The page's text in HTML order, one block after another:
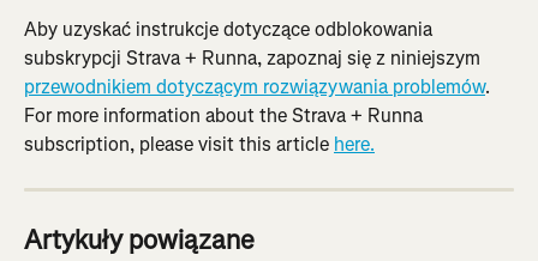
Aby uzyskać instrukcje dotyczące odblokowania
subskrypcji Strava + Runna, zapoznaj się z niniejszym
przewodnikiem dotyczącym rozwiązywania problemów.
For more information about the Strava + Runna
subscription, please visit this article here.
Artykuły powiązane